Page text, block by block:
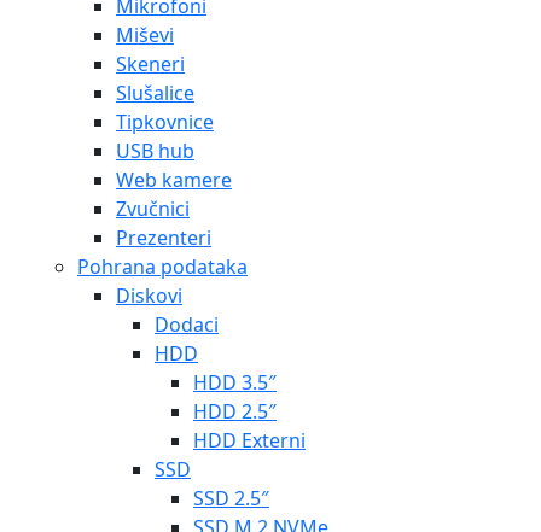
Mikrofoni
Miševi
Skeneri
Slušalice
Tipkovnice
USB hub
Web kamere
Zvučnici
Prezenteri
Pohrana podataka
Diskovi
Dodaci
HDD
HDD 3.5″
HDD 2.5″
HDD Externi
SSD
SSD 2.5″